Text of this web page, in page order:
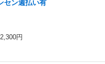
セン週払い有
円